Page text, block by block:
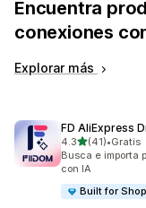
Encuentra
conexiones
Explorar más
FD AliExpress
4.3de 5 estrellas
(41)
41 reseñas en total
•Gratis
Busca e importa
con IA
Built for